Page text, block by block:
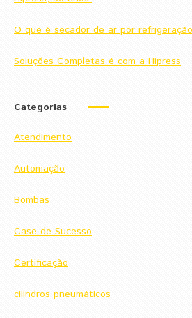
O que é secador de ar por
Soluções Completas é com a Hipress
Categorias
Atendimento
Automação
Bombas
Case de Sucesso
Certificação
cilindros pneumáticos